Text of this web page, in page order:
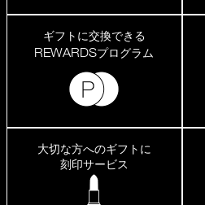
ギフトに交換できる
REWARDSプログラム
大切な方へのギフトに
刻印サービス